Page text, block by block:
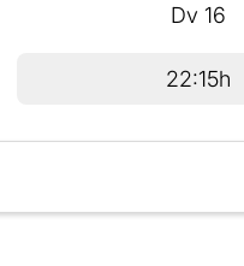
Dv 16
22:15h